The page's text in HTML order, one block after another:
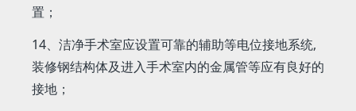
置；
14、洁净手术室应设置可靠的辅助等电位接地系统,
装修钢结构体及进入手术室内的金属管等应有良好的
接地；